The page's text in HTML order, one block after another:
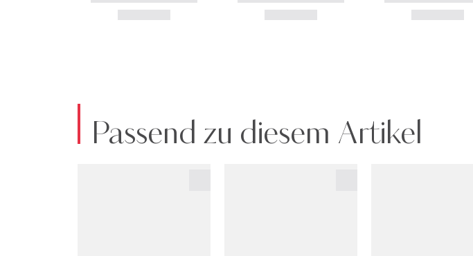
Passend zu diesem Artikel